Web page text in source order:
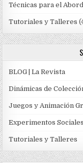
Técnicas para el
Tutoriales y Talleres
BLOG | La Revista
Dinámicas de
Juegos y Animación
Experimentos Sociales
Tutoriales y Talleres